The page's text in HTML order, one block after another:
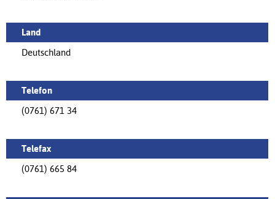
Land
Deutschland
Telefon
(0761) 671 34
Telefax
(0761) 665 84